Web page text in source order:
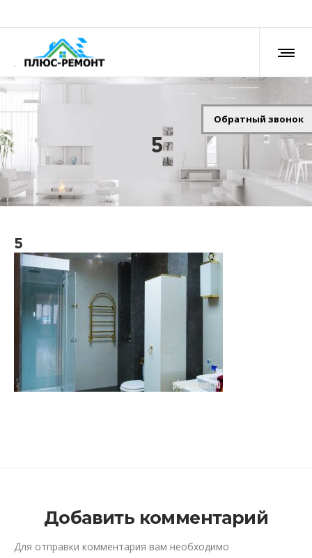
5
5
Добавить комментарий
Для отправки комментария вам необходимо
Обратный звонок